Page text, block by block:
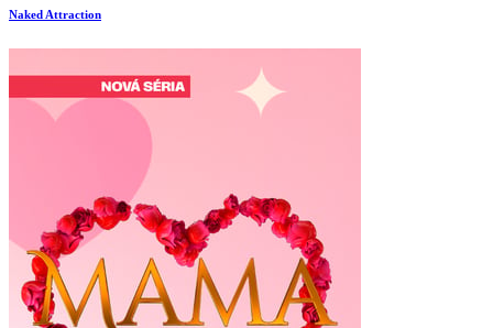
Naked Attraction